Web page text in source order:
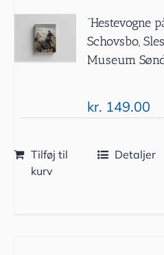
”Hestevogne
Schovsbo,
Museum
kr. 149.00
Tilføj til
kurv
Detaljer